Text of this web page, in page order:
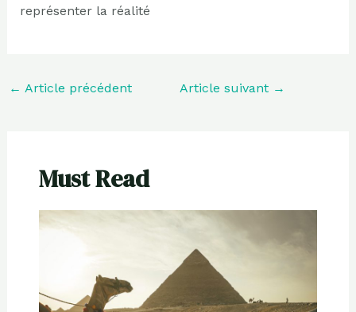
représenter la réalité
← Article précédent Article suivant →
Must Read